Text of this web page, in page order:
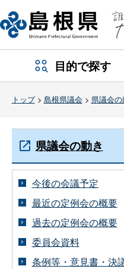
目的で探す
トップ> 島根県議会 > 県議会
県議会の動き
今後の会議予定
最近の定例会の概要
過去の定例会の概要
委員会資料
条例等・意見書・決